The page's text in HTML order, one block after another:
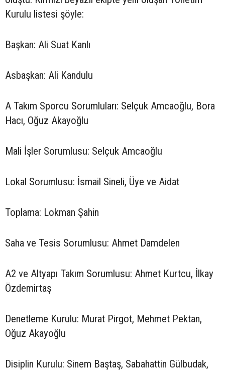
Kurulu listesi şöyle:
Başkan: Ali Suat Kanlı
Asbaşkan: Ali Kandulu
A Takım Sporcu Sorumluları: Selçuk Amcaoğlu, Bora
Hacı, Oğuz Akayoğlu
Mali İşler Sorumlusu: Selçuk Amcaoğlu
Lokal Sorumlusu: İsmail Sineli, Üye ve Aidat
Toplama: Lokman Şahin
Saha ve Tesis Sorumlusu: Ahmet Damdelen
A2 ve Altyapı Takım Sorumlusu: Ahmet Kurtcu, İlkay
Özdemirtaş
Denetleme Kurulu: Murat Pirgot, Mehmet Pektan,
Oğuz Akayoğlu
Disiplin Kurulu: Sinem Baştaş, Sabahattin Gülbudak,